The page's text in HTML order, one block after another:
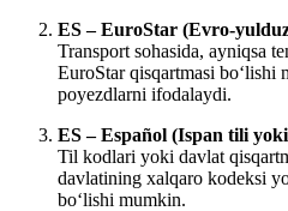
ES – EuroStar (Evro-
Transport sohasida, ayniqsa
EuroStar qisqartmasi bo‘lishi
poyezdlarni ifodalaydi.
ES – Español (Ispan tili
Til kodlari yoki davlat
davlatining xalqaro kodeksi
bo‘lishi mumkin.